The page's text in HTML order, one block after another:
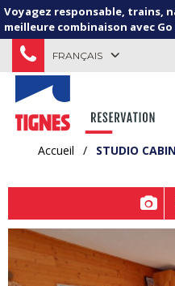
Voyagez responsable, trains,
meilleure combinaison avec Go
FRANÇAIS
Accueil / STUDIO